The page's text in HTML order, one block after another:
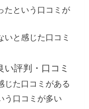
たという口コミが
いと感じた口コミ
評判・口コミ
じた口コミがある
う口コミが多い